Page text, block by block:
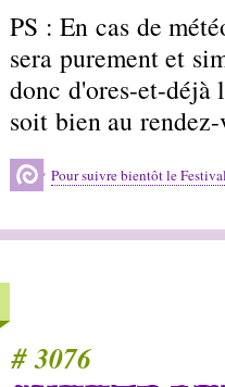
PS : En cas de
sera purement et
donc d'ores-et-
soit bien au
Pour suivre bientôt le
# 3076